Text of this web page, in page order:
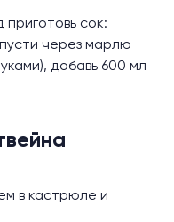
сок:
через марлю
добавь 600 мл
в кастрюле и